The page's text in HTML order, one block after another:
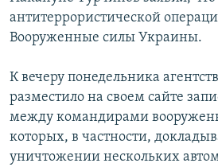
антитеррористической
Вооруженные силы Украины.
К вечеру понедельника
разместило на своем сайте
между командирами
которых, в частности,
уничтожении нескольких